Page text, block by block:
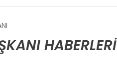
HABERLERI